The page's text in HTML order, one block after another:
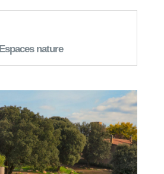
Espaces nature